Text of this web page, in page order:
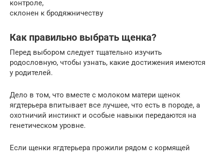
контроле,
склонен к бродяжничеству
Как правильно выбрать щенка?
Перед выбором следует тщательно изучить
родословную, чтобы узнать, какие достижения имеются
у родителей.
Дело в том, что вместе с молоком матери щенок
ягдтерьера впитывает все лучшее, что есть в породе, а
охотничий инстинкт и особые навыки передаются на
генетическом уровне.
Если щенки ягдтерьера прожили рядом с кормящей